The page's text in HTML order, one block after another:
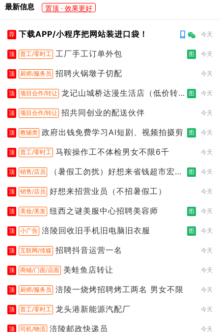
最新信息 置顶 · 效果更好
荐 下载APP/小程序把网站装进口袋！ 今天
顶 普工/零时工 工厂手工订单外包 图 今天
顶 厨师/服务员 招聘火锅墩子切配 今天
顶 项目合作/转让 龙记山城桥达漫生活店（低价转
图 今天
顶 项目合作/转让 招共同创业的配送伙伴 今天
顶 教辅类 政府出钱免费学习AI短剧、视频拍摄剪 图 今天
顶 普工/零时工 马鞍操作工不体检男女不限6千 今天
顶 销售/店员
（暑假工勿扰）好想来省钱超市宏声
图 今天
顶 销售/店员 好想来招营业员（不招暑假工） 今天
顶 美妆/美发 纽西之谜美服中心招聘美容师 图 今天
顶 小广告 涪陵回收旧手机旧电脑旧衣服 图 今天
顶 互联网/传媒 招聘抖音运营一名 今天
顶 商铺/门面/店面 美蛙鱼店转让 今天
顶 厨师/服务员 涪陵一烧烤招聘烤工两名 男女不限 今天
顶 普工/零时工 龙头港新能源汽配厂 今天
顶 司机/物流 涪陵邮政快递员 今天